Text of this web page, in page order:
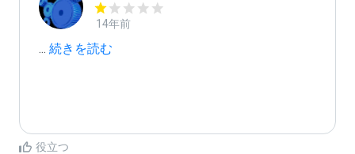
14年前
... 続きを読む
役立つ